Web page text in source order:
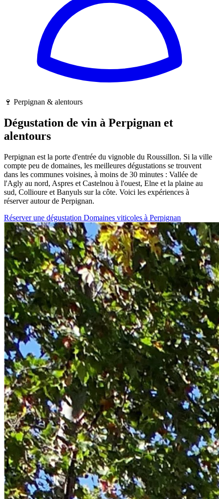
🍷 Perpignan & alentours
Dégustation de vin à Perpignan et
alentours
Perpignan est la porte d'entrée du vignoble du Roussillon. Si la ville
compte peu de domaines, les meilleures dégustations se trouvent
dans les communes voisines, à moins de 30 minutes : Vallée de
l'Agly au nord, Aspres et Castelnou à l'ouest, Elne et la plaine au
sud, Collioure et Banyuls sur la côte. Voici les expériences à
réserver autour de Perpignan.
Réserver une dégustation Domaines viticoles à Perpignan